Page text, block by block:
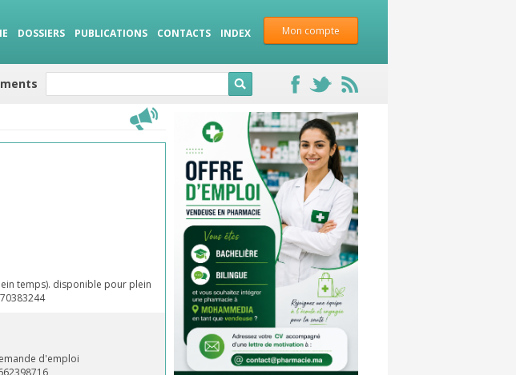
Mon compte
DOSSIERS PUBLICATIONS CONTACTS INDEX
temps). disponible pour plein
d'emploi